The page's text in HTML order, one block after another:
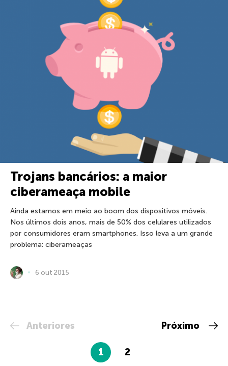
Trojans bancários: a maior
ciberameaça mobile
Ainda estamos em meio ao boom dos dispositivos móveis.
Nos últimos dois anos, mais de 50% dos celulares utilizados
por consumidores eram smartphones. Isso leva a um grande
problema: ciberameaças
6 out 2015
Anteriores
1 2
Próximo